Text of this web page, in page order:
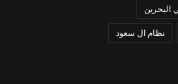
البحرين
نظام ال سعود